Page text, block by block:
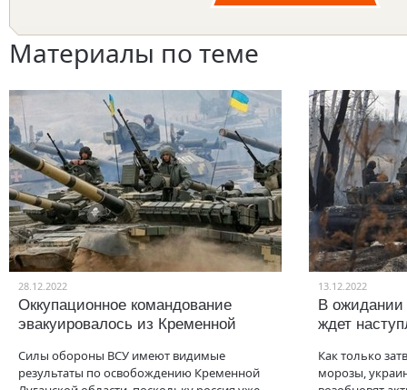
Материалы по теме
28.12.2022
Оккупационное командование
эвакуировалось из Кременной
Силы обороны ВСУ имеют видимые
результаты по освобождению Кременной
13.12.2022
В ожидании
ждет
Как только
морозы,